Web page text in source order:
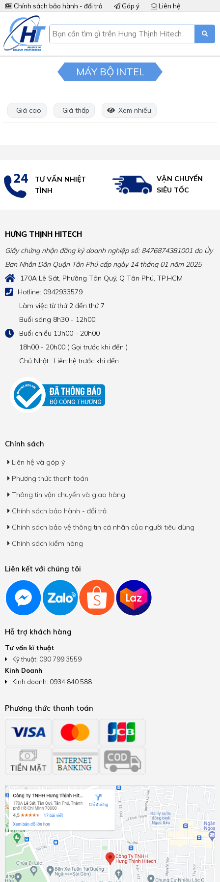
Chính sách bảo hành - đổi trả Góp ý Liên hệ
MÁY BỘ INTEL
Giá cao Giá thấp Xem nhiều
TƯ VẤN NHIỆT
TÌNH
VẬN CHUYỂN
SIÊU TỐC
HƯNG THỊNH HITECH
Giấy chứng nhận đăng ký doanh nghiệp số: 8476874381001 do Ủy
Ban Nhân Dân Quận Tân Phú cấp ngày 14 tháng 01 năm 2025
170A Lê Sát, Phường Tân Quý, Q Tân Phú, TP.HCM
Hotline: 0942933579
Làm việc từ thứ 2 đến thứ 7
Buổi sáng 8h30 - 12h00
Buổi chiều 13h00 - 20h00
18h00 - 20h00 ( Gọi trước khi đến )
Chủ Nhật : Liên hệ trước khi đến
Chính sách
Liên hệ và góp ý
Phương thức thanh toán
Thông tin vận chuyển và giao hàng
Chính sách bảo hành - đổi trả
Chính sách bảo vệ thông tin cá nhân của người tiêu dùng
Chính sách kiểm hàng
Liên kết với chúng tôi
Hỗ trợ khách hàng
Tư vấn kĩ thuật
Kỹ thuật: 090 799 3559
Kinh Doanh
Kinh doanh: 0934 840 588
Phương thức thanh toán